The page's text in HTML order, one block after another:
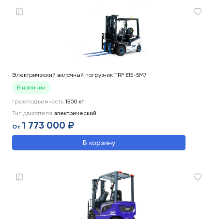
Электрический вилочный погрузчик TRF E15-5M7
В наличии
Грузоподъемность 1500 кг
Тип двигателя электрический
От 1 773 000 ₽
В корзину